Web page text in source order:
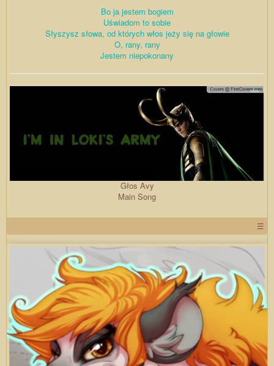
Bo ja jestem bogiem
Uświadom to sobie
Słyszysz słowa, od których włos jeży się na głowie
O, rany, rany
Jestem niepokonany
Głos Avy
Main Song
☰